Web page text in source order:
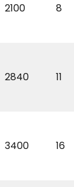
2100 8
2840 11
3400 16